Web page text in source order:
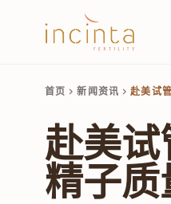
首页 chevron_right新闻资讯 chevron_right赴美试
赴美
精子质